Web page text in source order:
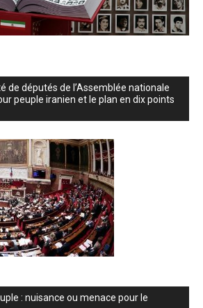
de députés de l’Assemblée nationale
peuple iranien et le plan en dix points
: nuisance ou menace pour le